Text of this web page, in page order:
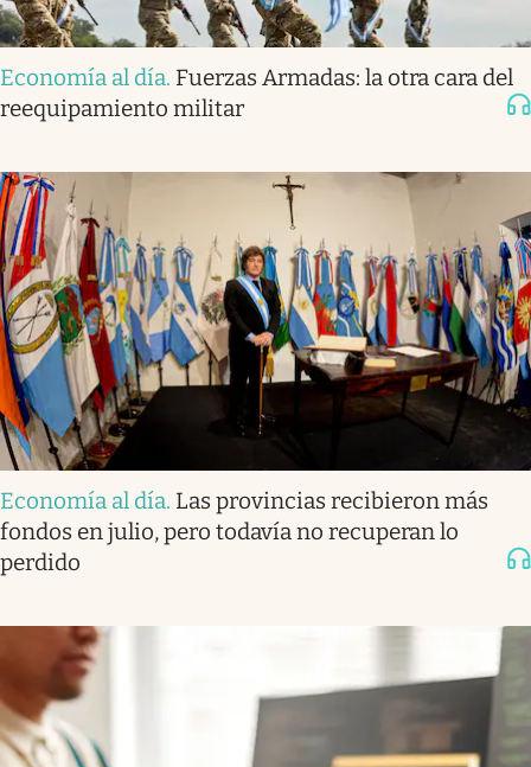
Economía al día. Fuerzas Armadas: la otra cara del
reequipamiento militar
Economía al día. Las provincias recibieron más
fondos en julio, pero todavía no recuperan lo
perdido